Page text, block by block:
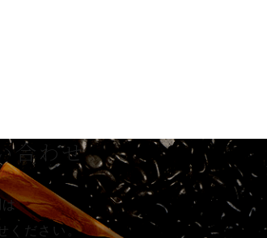
合わせ
は
ください。